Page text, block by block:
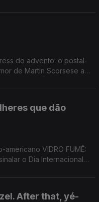
do advento: o postal-
de Martin Scorsese ao
que dão
VIDRO FUMÊ:
o Dia Internacional
After that, yé-